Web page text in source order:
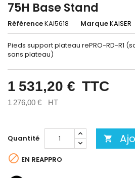
75H Base Stand
RéférenceKAI5618 MarqueKAISER
Pieds support plateau rePRO-RD-R1
sans plateau)
1 531,20 € TTC
1 276,00 € HT
Quantité 
 EN REAPPRO